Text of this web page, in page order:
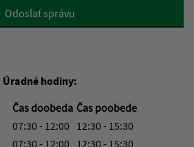
Odoslať správu
Úradné hodiny:
Čas doobeda Čas poobede
07:30 - 12:00 12:30 - 15:30
07:30 - 12:00 12:30 - 15:30